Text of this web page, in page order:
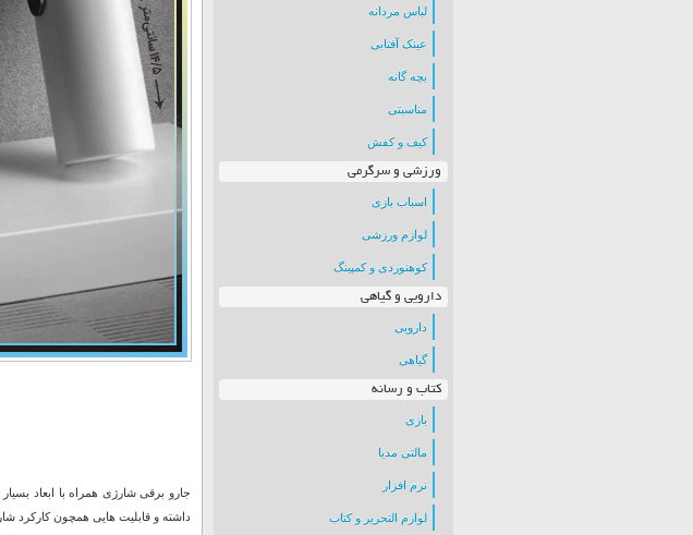
لباس مردانه
عینک آفتابی
بچه گانه
مناسبتی
کیف و کفش
ورزشی و سرگرمی
اسباب بازی
لوازم ورزشی
کوهنوردی و کمپینگ
دارویی و گیاهی
دارویی
گیاهی
کتاب و رسانه
بازی
مالتی مدیا
نرم افزار
لوازم التحریر و کتاب
جارو برقی شارژی همراه با ابعاد
داشته و قابلیت هایی همچون کارکرد